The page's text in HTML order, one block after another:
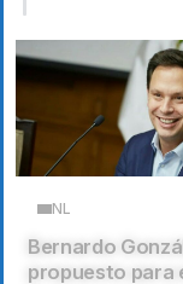
NL
Bernardo
propuesto para